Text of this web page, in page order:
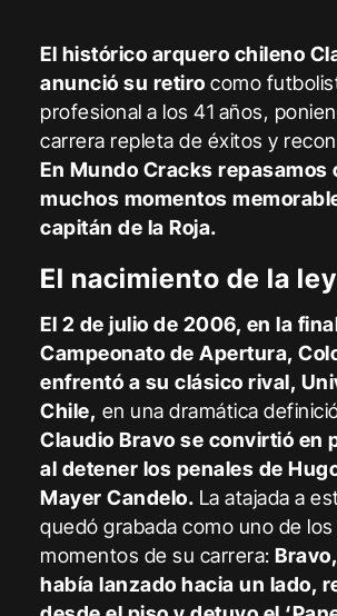
El histórico arquero chileno
anunció su retiro como
profesional a los 41 años,
carrera repleta de éxitos y
En Mundo Cracks repasamos
muchos momentos
capitán de la Roja.
El nacimiento de la
El 2 de julio de 2006, en la
Campeonato de Apertura,
enfrentó a su clásico rival,
Chile, en una dramática
Claudio Bravo se convirtió en
al detener los penales de
Mayer Candelo. La atajada a
quedó grabada como uno de
momentos de su carrera:
había lanzado hacia un lado,